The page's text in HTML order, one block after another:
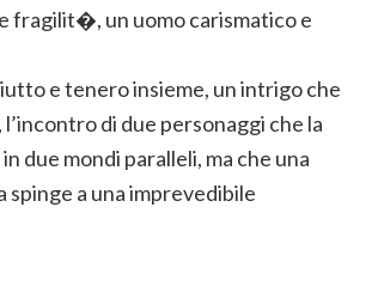
fragilit�, un uomo carismatico e
e tenero insieme, un intrigo che
di due personaggi che la
due mondi paralleli, ma che una
a una imprevedibile